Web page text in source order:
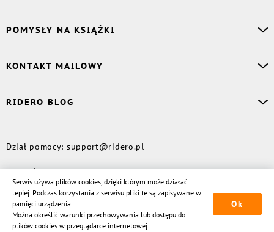
Projektant okładki
Druk Twojej książki
Publikacja
Książki Ridero
Pomoc
Polityka prywatności
POMYSŁY NA KSIĄŻKI
Dzienniczek malucha
Książka eksperta
Wydaj tomik poezji
KONTAKT MAILOWY
Kontakt dla mediów
RIDERO BLOG
Więcej
© Rideró, 2013—2026
Dział pomocy: support@ridero.pl
Serwis używa plików cookies, dzięki którym może działać
lepiej. Podczas korzystania z serwisu pliki te są zapisywane w
pamięci urządzenia.
Można określić warunki przechowywania lub dostępu do
plików cookies w przeglądarce internetowej.
Ok